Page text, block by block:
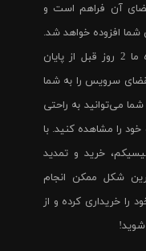
آن فراهم است و
افزوده خواهد شد.
یادآوری تاریخ انقضا: سیستم فروشگاه ما 2 روز قبل از پایان
سرویس را به شما
می‌توانید به راحتی
را مشاهده کنید. با
خرید و تمدید
شکل ممکن انجام
خریداری کرده و از